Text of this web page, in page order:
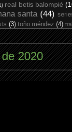
real betis balompié
santa (44)
(3) toño méndez (4)
2020